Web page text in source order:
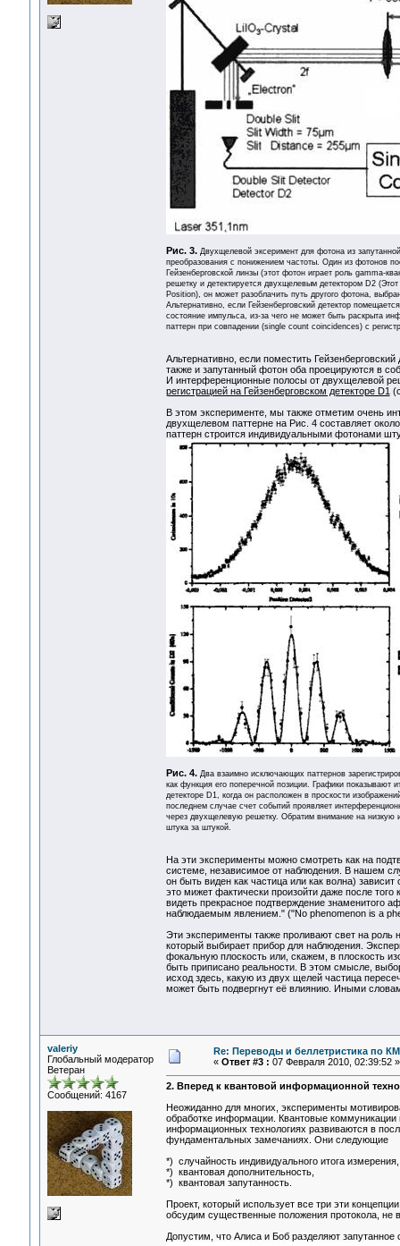
Рис. 3. Двухщелевой эксеримент для фотона из
преобразования с понижением частоты. Один из фотонов
Гейзенберговской линзы (этот фотон играет роль gamma-
решетку и детектируется двухщелевым детектором D2
Position), он может разоблачить путь другого фотона,
Альтернативно, если Гейзенберговский детектор
состояние импульса, из-за чего не может быть раскрыта
паттерн при совпадении (single count coincidences) с
Альтернативно, если поместить
также и запутанный фотон оба проецируются в
И интерференционные полосы от двухщелевой
регистрацией на Гейзенберговском детекторе D1
В этом эксперименте, мы также отметим очень
двухщелевом паттерне на Рис. 4 составляет
паттерн строится индивидуальными фотонами
Рис. 4. Два взаимно исключающих паттернов
как функция его поперечной позиции. Графики показывают
детекторе D1, когда он расположен в проскости
последнем случае счет событий проявляет
через двухщелевую решетку. Обратим внимание на низкую
штука за штукой.
На эти эксперименты можно смотреть как на
системе, независимое от наблюдения. В нашем
он быть виден как частица или как волна)
это мижет фактически произойти даже после
видеть прекрасное подтверждение знаменитого
наблюдаемым явлением." ("No phenomenon is a
Эти эксперименты также проливают свет на
который выбирает прибор для наблюдения.
фокальную плоскость или, скажем, в плоскость
быть приписано реальности. В этом смысле,
исход здесь, какую из двух щелей частица
может быть подвергнут её влиянию. Иными
valeriy
Глобальный модератор
Ветеран
Сообщений: 4167
Re: Переводы и беллетристика по КМ
« Ответ #3 : 07 Февраля 2010, 02:39:52 »
2. Вперед к квантовой информационной
Неожиданно для многих, эксперименты
обработке информации. Квантовые
информационных технологиях развиваются в
фундаментальных замечаниях. Они следующие
*) случайность индивидуального итога измерения,
*) квантовая дополнительность,
*) квантовая запутанность.
Проект, который использует все три эти
обсудим существенные положения протокола, не
Допустим, что Алиса и Боб разделяют запутанное